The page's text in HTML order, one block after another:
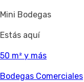
Mini Bodegas
Estás aquí
50 m² y más
Bodegas Comerciales